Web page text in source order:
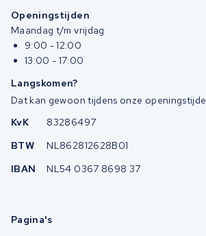
Openingstijden
Maandag t/m vrijdag
9:00 - 12:00
13:00 - 17:00
Langskomen?
Dat kan gewoon tijdens onze
KvK
83286497
BTW
NL862812628B01
IBAN
NL54 0367 8698 37
Pagina's